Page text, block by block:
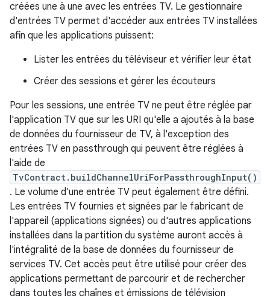
créées une à une avec les entrées TV. Le gestionnaire
d'entrées TV permet d'accéder aux entrées TV installées
afin que les applications puissent:
Lister les entrées du téléviseur et vérifier leur état
Créer des sessions et gérer les écouteurs
Pour les sessions, une entrée TV ne peut être réglée par
l'application TV que sur les URI qu'elle a ajoutés à la base
de données du fournisseur de TV, à l'exception des
entrées TV en passthrough qui peuvent être réglées à
l'aide de
TvContract.buildChannelUriForPassthroughInput()
. Le volume d'une entrée TV peut également être défini.
Les entrées TV fournies et signées par le fabricant de
l'appareil (applications signées) ou d'autres applications
installées dans la partition du système auront accès à
l'intégralité de la base de données du fournisseur de
services TV. Cet accès peut être utilisé pour créer des
applications permettant de parcourir et de rechercher
dans toutes les chaînes et émissions de télévision